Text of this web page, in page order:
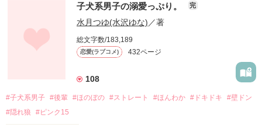
｢なぁ―。シよっか？｣
｢なっ……何を………？｣
がする事っていえば……｣
子犬系男子の溺愛っぷり。 完
水月つゆ(水沢ゆな) ／著
総文字数/183,189
恋愛(ラブコメ) 432ページ
108
#子犬系男子 #後輩 #ほのぼの #ストレート #ほんわか #ドキドキ
#壁ドン
#隠れ狼
#ピンク15